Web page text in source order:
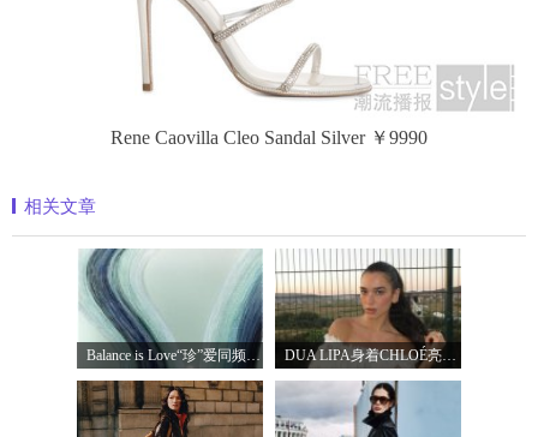
Rene Caovilla Cleo Sandal Silver ￥9990
相关文章
Balance is Love“珍”爱同频 耀启七夕 TASA DUA LIPA身着CHLOÉ亮相 2026 SUNNY HILL 音乐节